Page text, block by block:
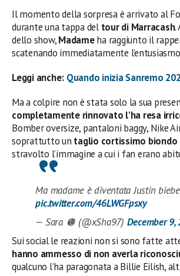
Il momento della sorpresa è arrivato al
durante una tappa del tour di Marracash.
dello show,Madameha raggiunto il
scatenando immediatamente
Leggi anche: Quando inizia Sanremo
Ma a colpire non è stata solo la sua
completamente rinnovato l’ha resa
Bomber oversize, pantaloni baggy, Nike
soprattutto un taglio cortissimo
stravolto l’immagine a cui i fan erano
Ma madame è diventata Justin
pic.twitter.com/46LWGFpsxy
— Sara 🪩 (@xSha97) December 9,
Sui social le reazioni non si sono fatte
hanno ammesso di non averla
qualcuno l’ha paragonata a Billie Eilish,